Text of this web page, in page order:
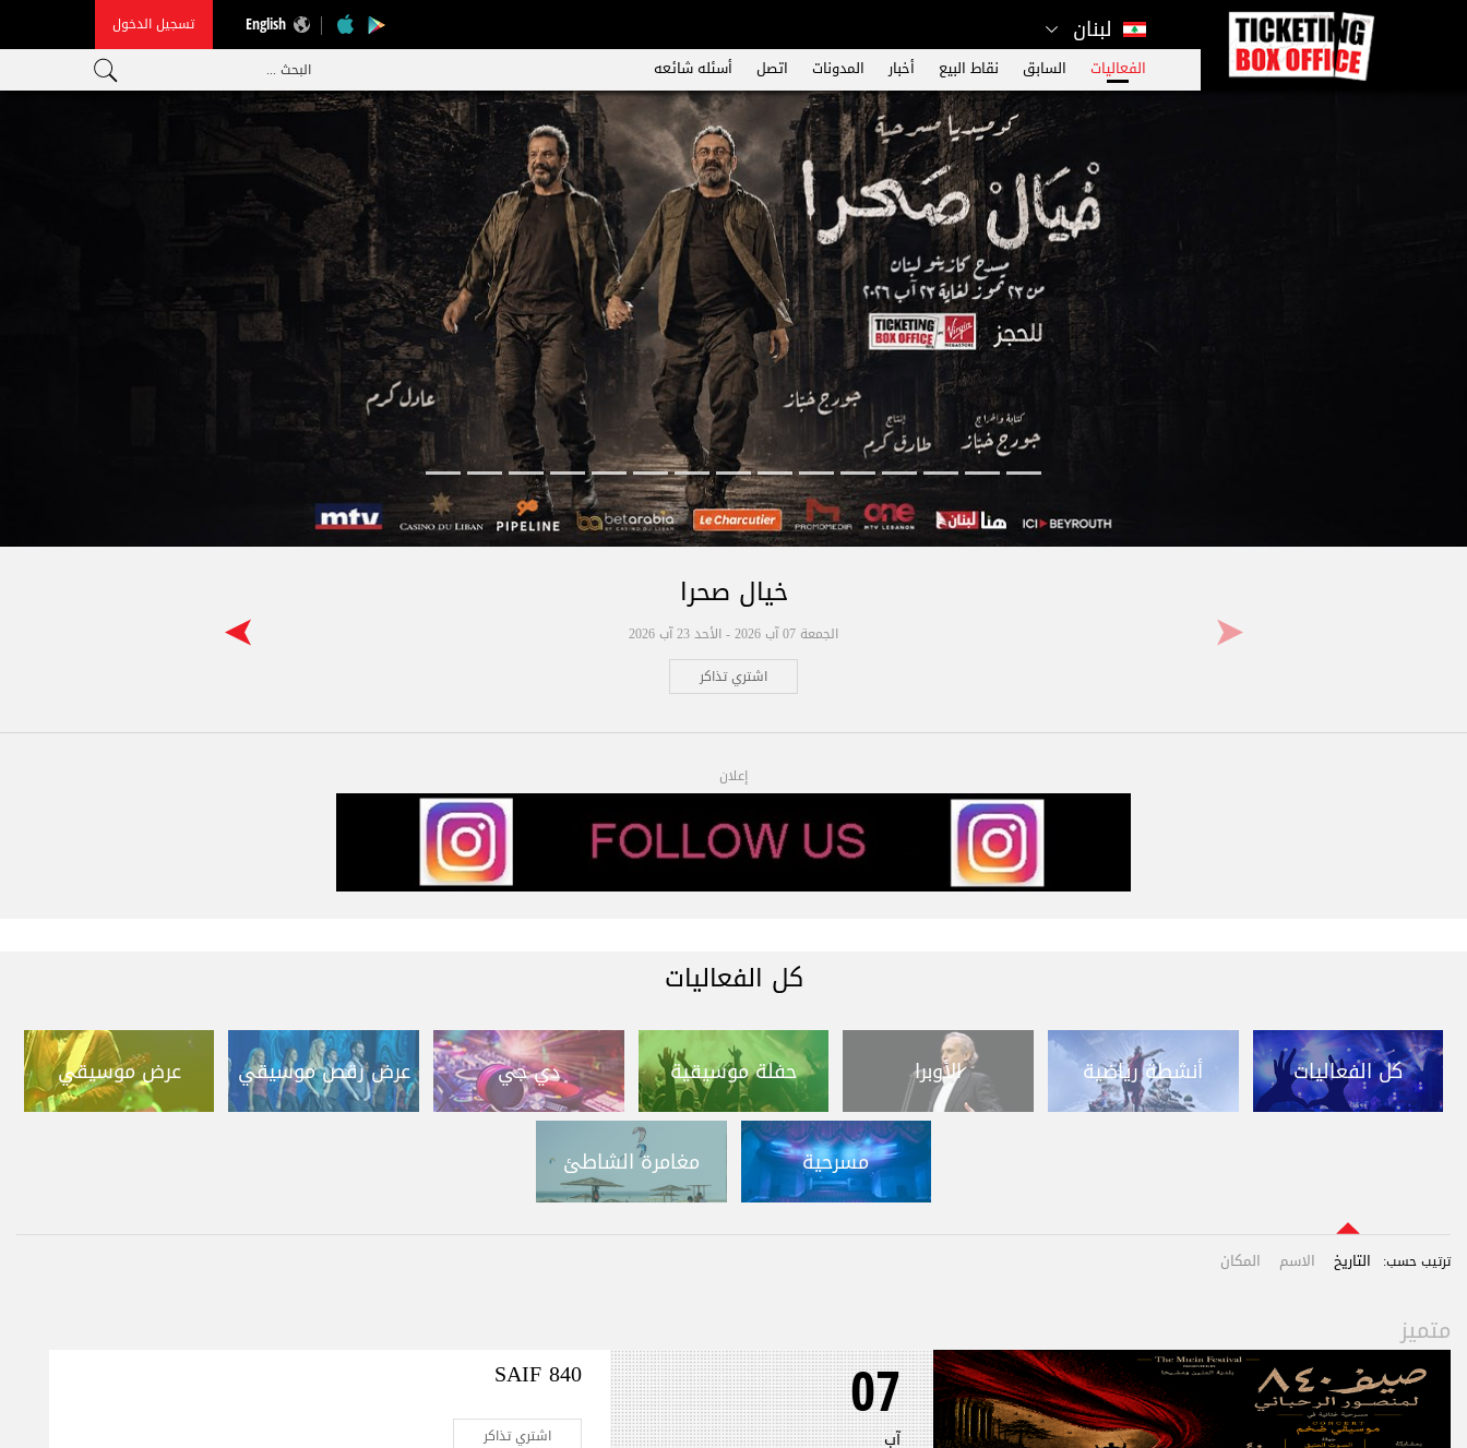
لبنان English تسجيل الدخول
الفعاليات السابق نقاط البيع أخبار المدونات اتصل أسئله شائعه البحث ...
خيال صحرا
الجمعة 07 آب 2026 - الأحد 23 آب 2026
اشتري تذاكر
إعلان
كل الفعاليات
كل الفعاليات أنشطة رياضية الأوبرا حفلة موسيقية دي جي عرض رقص موسيقي عرض موسيقي
مسرحية مغامرة الشاطئ
ترتيب حسب: التاريخ الاسم المكان
متميز
07
آب
SAIF 840
اشتري تذاكر